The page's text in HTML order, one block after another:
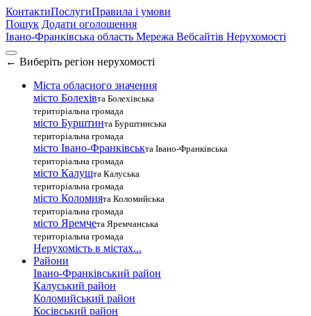
КонтактиПослугиПравила і умови
Пошук Додати оголошення
Івано-Франківська область Мережа Вебсайтів Нерухомості
← Виберіть регіон нерухомості
Міста обласного значення
місто Болехівта Болехівська
територіальна громада
місто Бурштинта Бурштинська
територіальна громада
місто Івано-Франківськта Івано-Франківська
територіальна громада
місто Калушта Калуська
територіальна громада
місто Коломията Коломийська
територіальна громада
місто Яремчета Яремчанська
територіальна громада
Нерухомість в містах...
Райони
Івано-Франківський район
Калуський район
Коломийський район
Косівський район